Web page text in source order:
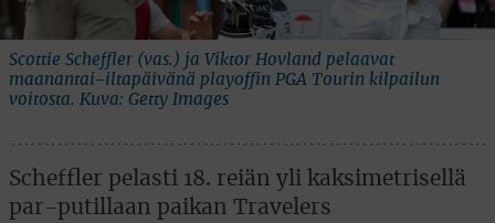
Scottie Scheffler (vas.) ja Viktor Hovland pelaavat
maanantai-iltapäivänä playoffin PGA Tourin kilpailun
voitosta. Kuva: Getty Images
Scheffler pelasti 18. reiän yli kaksimetrisellä
par-putillaan paikan Travelers